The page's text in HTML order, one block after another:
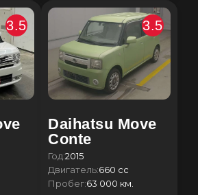
3.5
Daihatsu Move
Conte
3.5
Год:2015
Двигатель:660 сс
Пробег:63 000 км.